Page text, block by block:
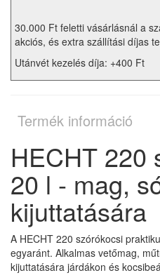
30.000 Ft feletti vásárlásnál a
akciós, és extra szállítási díjas
Utánvét kezelés díja: +400 Ft
Termék információ
HECHT 220
20 l - mag,
kijuttatására
A HECHT 220 szórókocsi
egyaránt. Alkalmas vetőmag,
kijuttatására járdákon és